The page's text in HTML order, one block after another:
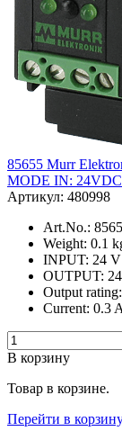
85655 Murr
MODE IN:
Артикул: 480998
Art.No.:
Weight: 0.1
INPUT: 24
OUTPUT:
Output
Current: 0.3 A
В корзину
Товар в корзине.
Перейти в